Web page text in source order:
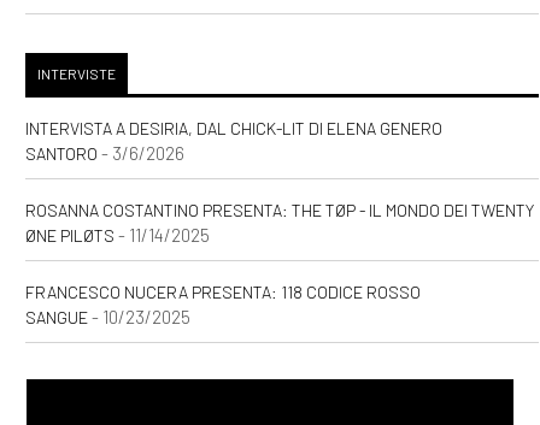
INTERVISTE
INTERVISTA A DESIRIA, DAL CHICK-LIT DI ELENA GENERO
SANTORO - 3/6/2026
ROSANNA COSTANTINO PRESENTA: THE TØP - IL MONDO DEI TWENTY
ØNE PILØTS - 11/14/2025
FRANCESCO NUCERA PRESENTA: 118 CODICE ROSSO
SANGUE- 10/23/2025